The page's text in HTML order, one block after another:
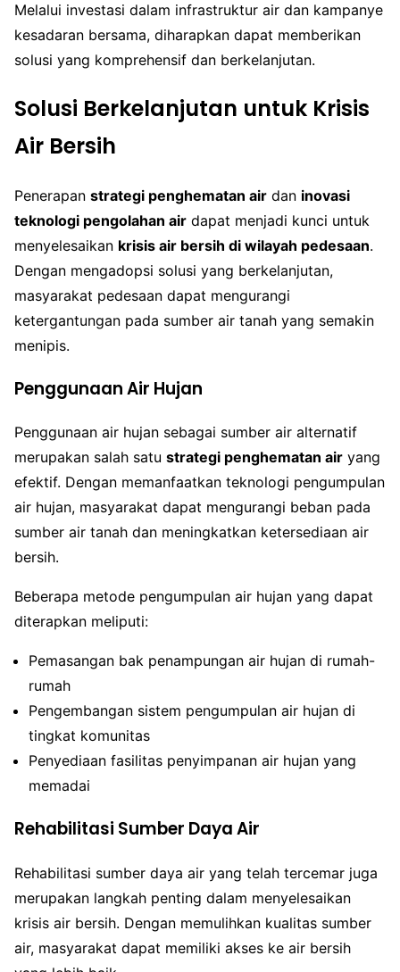
Melalui investasi dalam infrastruktur air dan kampanye
kesadaran bersama, diharapkan dapat memberikan
solusi yang komprehensif dan berkelanjutan.
Solusi Berkelanjutan untuk Krisis
Air Bersih
Penerapan strategi penghematan air dan inovasi
teknologi pengolahan air dapat menjadi kunci untuk
menyelesaikan krisis air bersih di wilayah pedesaan.
Dengan mengadopsi solusi yang berkelanjutan,
masyarakat pedesaan dapat mengurangi
ketergantungan pada sumber air tanah yang semakin
menipis.
Penggunaan Air Hujan
Penggunaan air hujan sebagai sumber air alternatif
merupakan salah satu strategi penghematan air yang
efektif. Dengan memanfaatkan teknologi pengumpulan
air hujan, masyarakat dapat mengurangi beban pada
sumber air tanah dan meningkatkan ketersediaan air
bersih.
Beberapa metode pengumpulan air hujan yang dapat
diterapkan meliputi:
Pemasangan bak penampungan air hujan di rumah-
rumah
Pengembangan sistem pengumpulan air hujan di
tingkat komunitas
Penyediaan fasilitas penyimpanan air hujan yang
memadai
Rehabilitasi Sumber Daya Air
Rehabilitasi sumber daya air yang telah tercemar juga
merupakan langkah penting dalam menyelesaikan
krisis air bersih. Dengan memulihkan kualitas sumber
air, masyarakat dapat memiliki akses ke air bersih